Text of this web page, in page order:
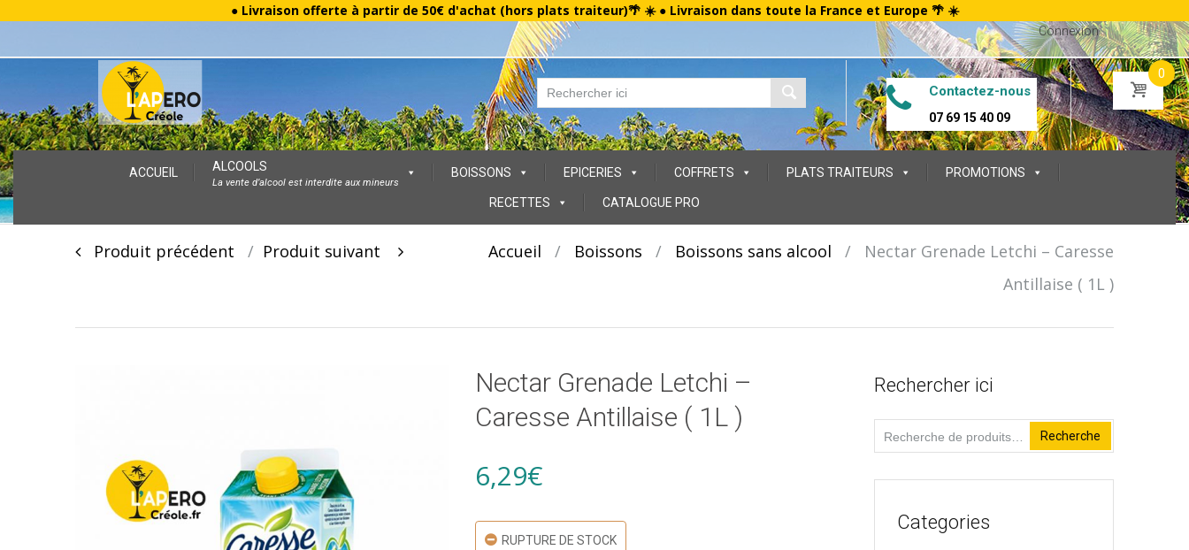
● Livraison offerte à partir de 50€ d'achat (hors plats traiteur)🌴 ☀️ ● Livraison dans toute la France et Europe 🌴 ☀️
Connexion
Contactez-nous
07 69 15 40 09
0
Skip
to
content
ACCUEIL ALCOOLS
La vente d’alcool est interdite aux mineurs
BOISSONS EPICERIES COFFRETS PLATS TRAITEURS PROMOTIONS
RECETTES CATALOGUE PRO
Post
Produit précédent Produit suivant Accueil / Boissons / Boissons sans alcool /
Nectar Grenade Letchi – Caresse
Antillaise ( 1L )
Nectar Grenade Letchi –
Caresse Antillaise ( 1L )
6,29€
RUPTURE DE STOCK
Rechercher ici
Recherche
pour :
Recherche
Categories